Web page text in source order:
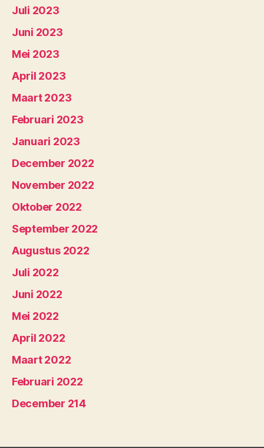
Juli 2023
Juni 2023
Mei 2023
April 2023
Maart 2023
Februari 2023
Januari 2023
December 2022
November 2022
Oktober 2022
September 2022
Augustus 2022
Juli 2022
Juni 2022
Mei 2022
April 2022
Maart 2022
Februari 2022
December 214